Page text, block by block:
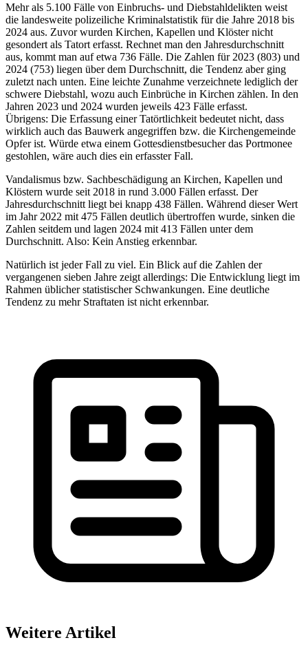
Mehr als 5.100 Fälle von Einbruchs- und Diebstahldelikten weist
die landesweite polizeiliche Kriminalstatistik für die Jahre 2018 bis
2024 aus. Zuvor wurden Kirchen, Kapellen und Klöster nicht
gesondert als Tatort erfasst. Rechnet man den Jahresdurchschnitt
aus, kommt man auf etwa 736 Fälle. Die Zahlen für 2023 (803) und
2024 (753) liegen über dem Durchschnitt, die Tendenz aber ging
zuletzt nach unten. Eine leichte Zunahme verzeichnete lediglich der
schwere Diebstahl, wozu auch Einbrüche in Kirchen zählen. In den
Jahren 2023 und 2024 wurden jeweils 423 Fälle erfasst.
Übrigens: Die Erfassung einer Tatörtlichkeit bedeutet nicht, dass
wirklich auch das Bauwerk angegriffen bzw. die Kirchengemeinde
Opfer ist. Würde etwa einem Gottesdienstbesucher das Portmonee
gestohlen, wäre auch dies ein erfasster Fall.
Vandalismus bzw. Sachbeschädigung an Kirchen, Kapellen und
Klöstern wurde seit 2018 in rund 3.000 Fällen erfasst. Der
Jahresdurchschnitt liegt bei knapp 438 Fällen. Während dieser Wert
im Jahr 2022 mit 475 Fällen deutlich übertroffen wurde, sinken die
Zahlen seitdem und lagen 2024 mit 413 Fällen unter dem
Durchschnitt. Also: Kein Anstieg erkennbar.
Natürlich ist jeder Fall zu viel. Ein Blick auf die Zahlen der
vergangenen sieben Jahre zeigt allerdings: Die Entwicklung liegt im
Rahmen üblicher statistischer Schwankungen. Eine deutliche
Tendenz zu mehr Straftaten ist nicht erkennbar.
Weitere Artikel